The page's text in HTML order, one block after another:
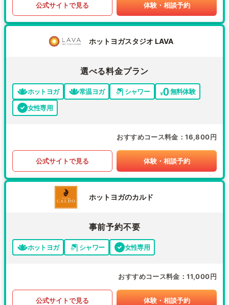
公式サイトで見る 体験・相談予約
ホットヨガスタジオ LAVA
選べる料金プラン
ホットヨガ 常温ヨガ シャワー
無料体験
女性専用
おすすめコース料金 16,800円
公式サイトで見る 体験・相談予約
ホットヨガのカルド
事前予約不要
ホットヨガ シャワー 女性専用
おすすめコース料金 11,000円
公式サイトで見る 体験・相談予約